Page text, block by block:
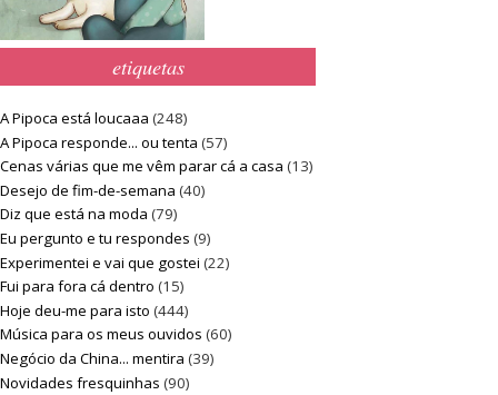
etiquetas
A Pipoca está loucaaa (248)
A Pipoca responde... ou tenta (57)
Cenas várias que me vêm parar cá a casa (13)
Desejo de fim-de-semana (40)
Diz que está na moda (79)
Eu pergunto e tu respondes (9)
Experimentei e vai que gostei (22)
Fui para fora cá dentro (15)
Hoje deu-me para isto (444)
Música para os meus ouvidos (60)
Negócio da China... mentira (39)
Novidades fresquinhas (90)